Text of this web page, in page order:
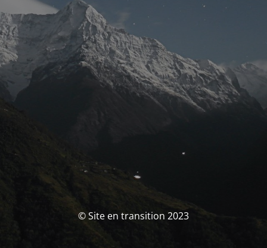
© Site en transition 2023